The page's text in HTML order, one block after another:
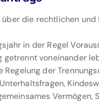
die rechtlichen und
in der Regel
voneinander
Regelung der
Vermögen,